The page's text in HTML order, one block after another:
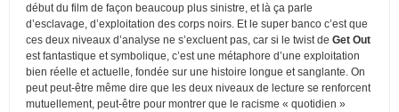
début du film de façon beaucoup plus sinistre, et là ça parle
d’esclavage, d’exploitation des corps noirs. Et le super banco c’est que
ces deux niveaux d’analyse ne s’excluent pas, car si le twist de Get Out
est fantastique et symbolique, c’est une métaphore d’une exploitation
bien réelle et actuelle, fondée sur une histoire longue et sanglante. On
peut peut-être même dire que les deux niveaux de lecture se renforcent
mutuellement, peut-être pour montrer que le racisme « quotidien »